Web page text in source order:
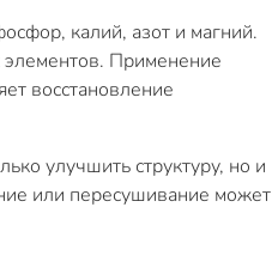
калий, азот и магний.
элементов. Применение
восстановление
улучшить структуру, но и
или пересушивание может